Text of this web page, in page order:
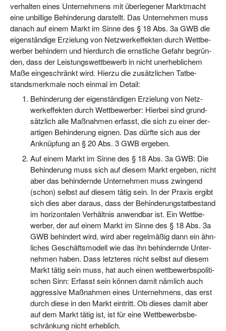
ver­hal­ten eines Unter­neh­mens mit über­le­ge­ner Markt­macht
eine unbil­li­ge Behin­de­rung dar­stellt. Das Unter­neh­men muss
danach auf einem Markt im Sin­ne des § 18 Abs. 3a GWB die
eigen­stän­di­ge Erzie­lung von Netz­werk­ef­fek­ten durch Wett­be­
wer­ber behin­dern und hier­durch die ernst­li­che Gefahr begrün­
den, dass der Leis­tungs­wett­be­werb in nicht uner­heb­li­chem
Maße ein­ge­schränkt wird. Hier­zu die zusätz­li­chen Tat­be­
stands­merk­ma­le noch ein­mal im Detail:
Behin­de­rung der eigen­stän­di­gen Erzie­lung von Netz­
werk­ef­fek­ten durch Wett­be­wer­ber: Hier­bei sind grund­
sätz­lich alle Maß­nah­men erfasst, die sich zu einer der­
ar­ti­gen Behin­de­rung eig­nen. Das dürf­te sich aus der
Anknüp­fung an § 20 Abs. 3 GWB ergeben.
Auf einem Markt im Sin­ne des § 18 Abs. 3a GWB: Die
Behin­de­rung muss sich auf die­sem Markt erge­ben, nicht
aber das behin­dern­de Unter­neh­men muss zwin­gend
(schon) selbst auf die­sem tätig sein. In der Pra­xis ergibt
sich dies aber dar­aus, dass der Behin­de­rungs­tat­be­stand
im hori­zon­ta­len Ver­hält­nis anwend­bar ist. Ein Wett­be­
wer­ber, der auf einem Markt im Sin­ne des § 18 Abs. 3a
GWB behin­dert wird, wird aber regel­mä­ßig dann ein ähn­
li­ches Geschäfts­mo­dell wie das ihn behin­dern­de Unter­
neh­men haben. Dass letz­te­res nicht selbst auf die­sem
Markt tätig sein muss, hat auch einen wett­be­werbs­po­li­ti­
schen Sinn: Erfasst sein kön­nen damit näm­lich auch
aggres­si­ve Maß­nah­men eines Unter­neh­mens, das erst
durch die­se in den Markt ein­tritt. Ob die­ses damit aber
auf dem Markt tätig ist, ist für eine Wett­be­werbs­be­
schrän­kung nicht erheblich.